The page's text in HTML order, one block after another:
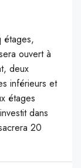
étages,
ouvert à
deux
inférieurs et
étages
dans
20